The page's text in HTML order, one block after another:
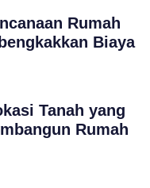
Rumah
Biaya
Tanah yang
Rumah